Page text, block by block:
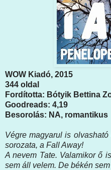
WOW Kiadó, 2015
344 oldal
Fordította: Bótyik Bettina
Goodreads: 4,19
Besorolás: NA, romantikus
Végre magyarul is
sorozata, a Fall Away!
A nevem Tate. Valamikor ő
sem áll velem. De békén sem